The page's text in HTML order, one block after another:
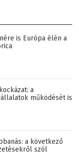
is Európa élén a
a
működését is
a következő
szól